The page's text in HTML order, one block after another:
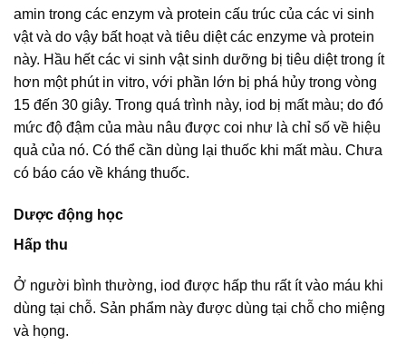
amin trong các enzym và protein cấu trúc của các vi sinh
vật và do vậy bất hoạt và tiêu diệt các enzyme và protein
này. Hầu hết các vi sinh vật sinh dưỡng bị tiêu diệt trong ít
hơn một phút in vitro, với phần lớn bị phá hủy trong vòng
15 đến 30 giây. Trong quá trình này, iod bị mất màu; do đó
mức độ đậm của màu nâu được coi như là chỉ số về hiệu
quả của nó. Có thể cần dùng lại thuốc khi mất màu. Chưa
có báo cáo về kháng thuốc.
Dược động học
Hấp thu
Ở người bình thường, iod được hấp thu rất ít vào máu khi
dùng tại chỗ. Sản phẩm này được dùng tại chỗ cho miệng
và họng.